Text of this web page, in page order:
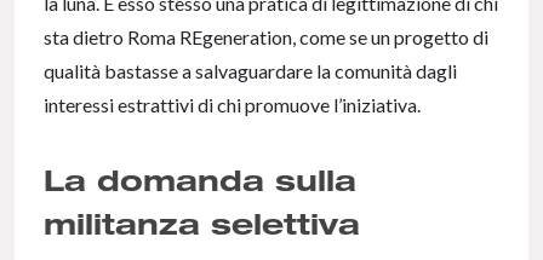
sta dietro Roma REgeneration, come se un progetto di
qualità bastasse a salvaguardare la comunità dagli
interessi estrattivi di chi promuove l’iniziativa.
La domanda sulla
militanza selettiva